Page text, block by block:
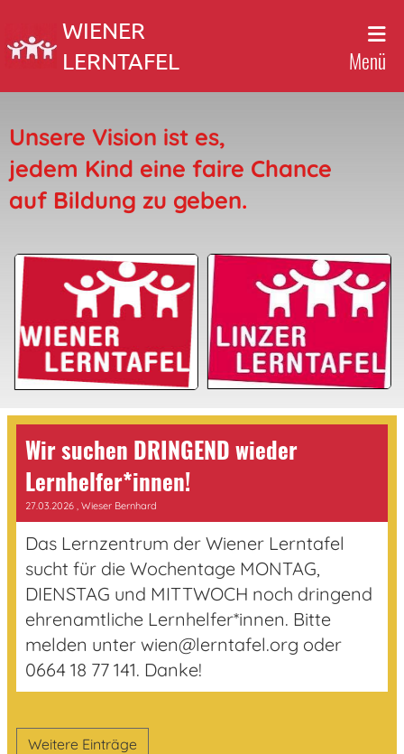
WIENER
LERNTAFEL
Menü
Unsere Vision ist es,
jedem Kind eine faire Chance
auf Bildung zu geben.
Wir suchen DRINGEND wieder
Lernhelfer*innen!
27.03.2026 , Wieser Bernhard
Das Lernzentrum der Wiener Lerntafel
sucht für die Wochentage MONTAG,
DIENSTAG und MITTWOCH noch dringend
ehrenamtliche Lernhelfer*innen. Bitte
melden unter wien@lerntafel.org oder
0664 18 77 141. Danke!
Weitere Einträge